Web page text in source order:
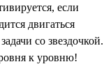
если
двигаться
со звездочкой.
к уровню!